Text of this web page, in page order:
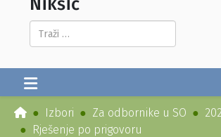
Pretraga...
Izbori Za odbornike u SO
Rješenje po prigovoru